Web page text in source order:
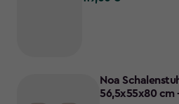
Noa
56,5x55x80 cm